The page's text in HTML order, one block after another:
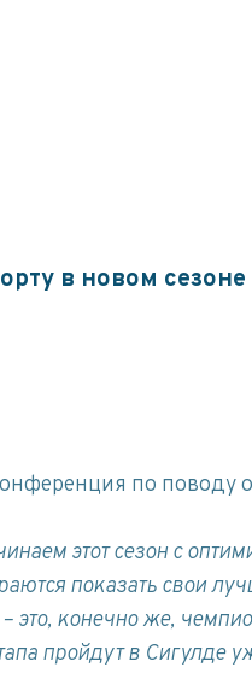
в новом
по поводу
этот сезон с
показать свои
это, конечно же,
пройдут в Сигулде